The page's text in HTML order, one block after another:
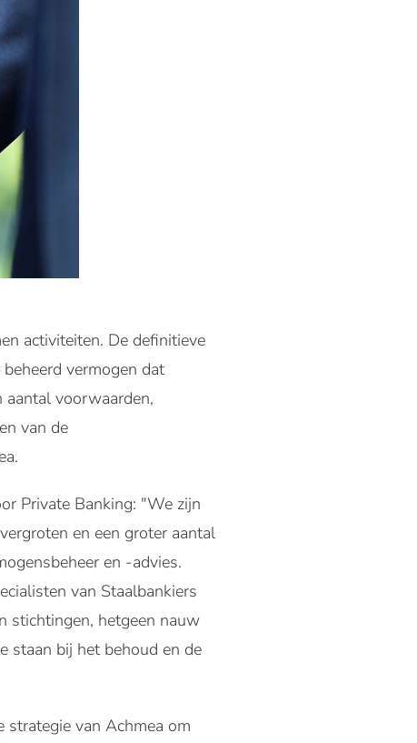
activiteiten. De definitieve
vermogen dat
aantal voorwaarden,
van de
Private Banking: "We zijn
en een groter aantal
en -advies.
van Staalbankiers
stichtingen, hetgeen nauw
staan bij het behoud en de
van Achmea om